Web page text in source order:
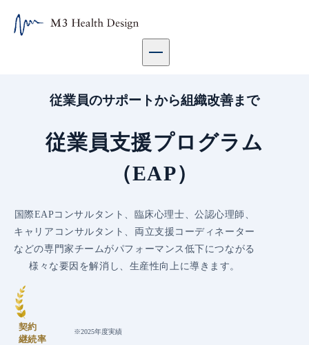
従業員のサポートから組織改善まで
従業員支援プログラム
（EAP）
国際EAPコンサルタント、臨床心理士、公認心理師、
キャリアコンサルタント、両立支援コーディネーター
などの専門家チームがパフォーマンス低下につながる
様々な要因を解消し、生産性向上に導きます。
契約
継続率
※2025年度実績